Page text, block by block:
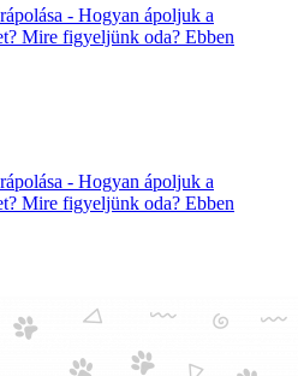
- Hogyan ápoljuk a
Mire figyeljünk oda? Ebben
- Hogyan ápoljuk a
Mire figyeljünk oda? Ebben